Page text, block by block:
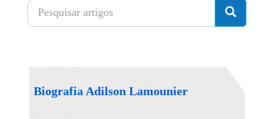
Biografia Adilson Lamounier